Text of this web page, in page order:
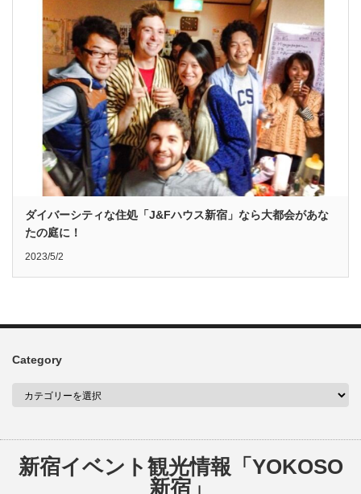
ダイバーシティな住処「J&Fハウス新宿」なら大都会があな
たの庭に！
2023/5/2
Category
新宿イベント観光情報「YOKOSO
新宿」